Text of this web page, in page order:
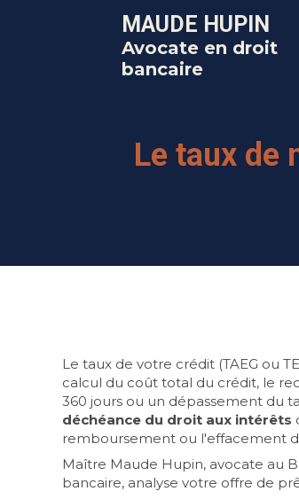
MAUDE HUPIN
Avocate en droit
bancaire
Le taux de
Le taux de votre crédit (TAEG ou
calcul du coût total du crédit, le
360 jours ou un dépassement du
déchéance du droit aux intérêts
remboursement ou l'effacement
Maître Maude Hupin, avocate au
bancaire, analyse votre offre de